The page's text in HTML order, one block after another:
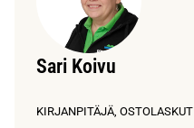
Sari Koivu
KIRJANPITÄJÄ, OSTOLASKUT